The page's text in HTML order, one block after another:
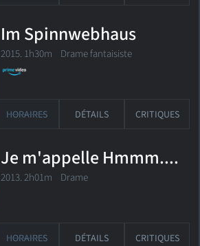
Im Spinnwebhaus
2015. 1h30m Drame fantaisiste
HORAIRES DÉTAILS CRITIQUES
Je m'appelle Hmmm....
2013. 2h01m Drame
HORAIRES DÉTAILS CRITIQUES